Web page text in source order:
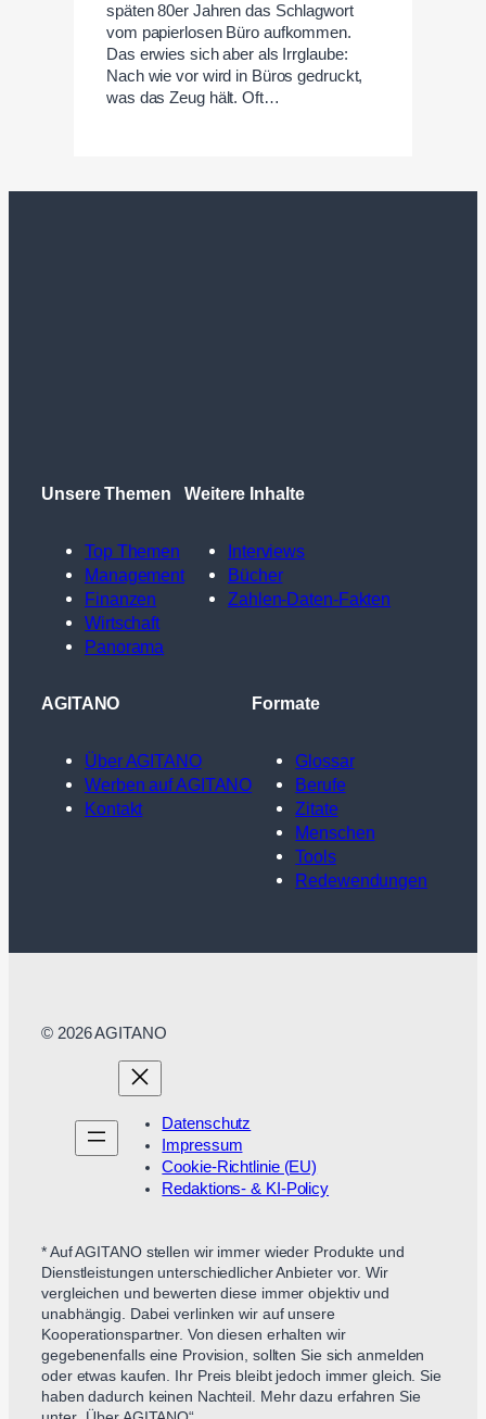
späten 80er Jahren das Schlagwort
vom papierlosen Büro aufkommen.
Das erwies sich aber als Irrglaube:
Nach wie vor wird in Büros gedruckt,
was das Zeug hält. Oft…
Unsere Themen
Top Themen
Management
Finanzen
Wirtschaft
Panorama
Weitere Inhalte
Interviews
Bücher
Zahlen-Daten-Fakten
AGITANO
Über AGITANO
Werben auf AGITANO
Kontakt
Formate
Glossar
Berufe
Zitate
Menschen
Tools
Redewendungen
© 2026 AGITANO
Datenschutz
Impressum
Cookie-Richtlinie (EU)
Redaktions- & KI-Policy
* Auf AGITANO stellen wir immer wieder Produkte und
Dienstleistungen unterschiedlicher Anbieter vor. Wir
vergleichen und bewerten diese immer objektiv und
unabhängig. Dabei verlinken wir auf unsere
Kooperationspartner. Von diesen erhalten wir
gegebenenfalls eine Provision, sollten Sie sich anmelden
oder etwas kaufen. Ihr Preis bleibt jedoch immer gleich. Sie
haben dadurch keinen Nachteil. Mehr dazu erfahren Sie